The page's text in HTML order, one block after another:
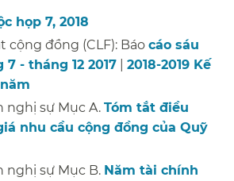
họp 7, 2018​​
cộng đồng (CLF): Báo cáo sáu
- tháng 12 2017
2018-2019 Kế
nghị sự Mục A. Tóm tắt điều
nhu cầu cộng đồng của Quỹ
nghị sự Mục B. Năm tài chính